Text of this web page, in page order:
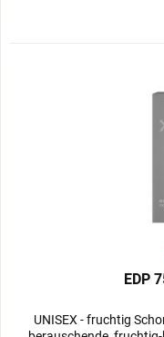
EDP
UNISEX - fruchtig